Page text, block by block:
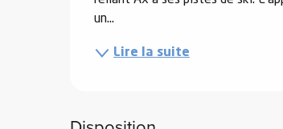
un...
Lire la suite